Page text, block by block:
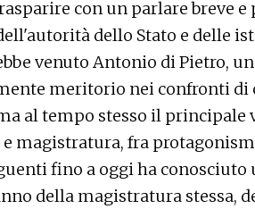
con un parlare breve
dello Stato e delle
venuto Antonio di Pietro,
meritorio nei confronti di
al tempo stesso il principale
magistratura, fra
fino a oggi ha conosciuto
della magistratura stessa,